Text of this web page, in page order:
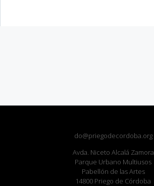
do@priegodecordoba.org
Avda. Niceto Alcalá Zamora
Parque Urbano Multiusos
Pabellón de las Artes
14800 Priego de Córdoba